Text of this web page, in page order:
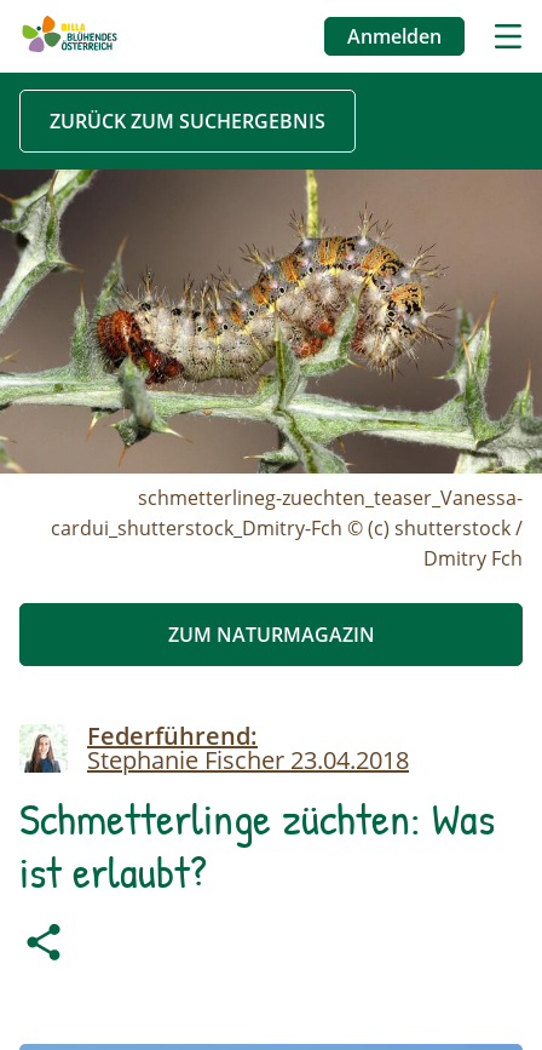
Direkt
zum
Inhalt
Benutzermenü
Anmelden
ZURÜCK ZUM SUCHERGEBNIS
Image
schmetterlineg-zuechten_teaser_Vanessa-
cardui_shutterstock_Dmitry-Fch © (c) shutterstock /
Dmitry Fch
ZUM NATURMAGAZIN
ImageFederführend:
Stephanie Fischer 23.04.2018
Schmetterlinge züchten: Was
ist erlaubt?